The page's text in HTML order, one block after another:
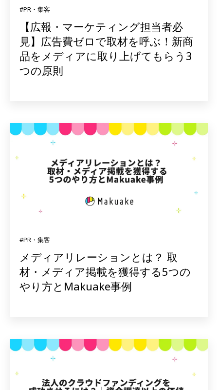
#PR・集客
【広報・マーケティング担当者必
見】広告費ゼロで取材を呼ぶ！新商
品をメディアに取り上げてもらう3
つの原則
#PR・集客
メディアリレーションとは？ 取
材・メディア掲載を獲得する5つの
やり方とMakuake事例